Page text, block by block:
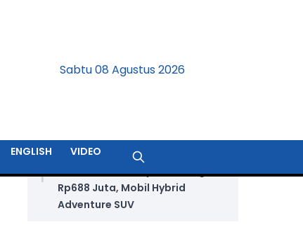
Sabtu 08 Agustus 2026
ENGLISH VIDEO
1
Jetour T2 i-DM Dijual Seharga
Rp688 Juta, Mobil Hybrid
Adventure SUV